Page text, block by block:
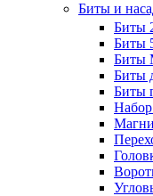
Биты и
Биты
Биты
Биты
Биты
Биты
Набор